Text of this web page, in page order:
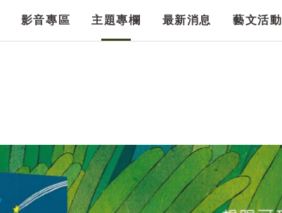
影音專區 主題專欄 最新消息 藝文活動